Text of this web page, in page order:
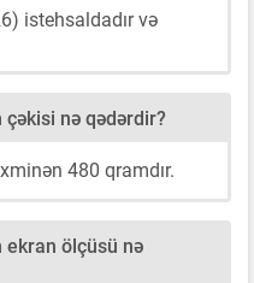
istehsaldadır və
çəkisi nə qədərdir?
480 qramdır.
ekran ölçüsü nə